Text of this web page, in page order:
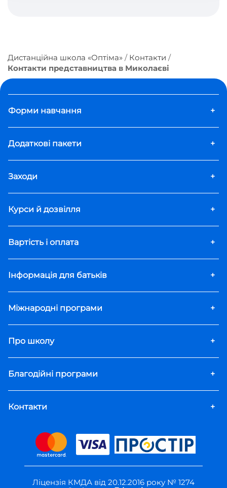
Дистанційна школа «Оптіма»
Контакти
Контакти представництва в Миколаєві
Форми навчання +
Додаткові пакети +
Заходи +
Курси й дозвілля +
Вартість і оплата +
Інформація для батьків +
Міжнародні програми +
Про школу +
Благодійні програми +
Контакти +
Ліцензія КМДА від 20.12.2016 року № 1274